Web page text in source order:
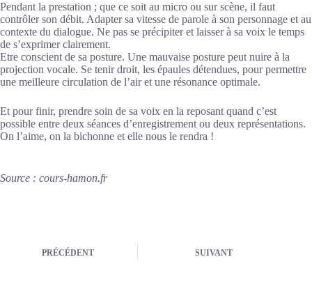
Pendant la prestation ; que ce soit au micro ou sur scène, il faut
contrôler son débit. Adapter sa vitesse de parole à son personnage et au
contexte du dialogue. Ne pas se précipiter et laisser à sa voix le temps
de s’exprimer clairement.
Etre conscient de sa posture. Une mauvaise posture peut nuire à la
projection vocale. Se tenir droit, les épaules détendues, pour permettre
une meilleure circulation de l’air et une résonance optimale.
Et pour finir, prendre soin de sa voix en la reposant quand c’est
possible entre deux séances d’enregistrement ou deux représentations.
On l’aime, on la bichonne et elle nous le rendra !
Source : cours-hamon.fr
PRÉCÉDENT SUIVANT